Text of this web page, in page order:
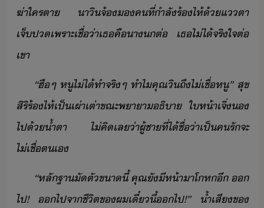
ฆ่า​ใคร​ตา​ ​าิ​จ้​คที​่​ำลั​ร้ไห้​้​แตา​
เจ็ป​เพราะ​เชื่​่า​เธ​คื​าต่​ ​เธ​ไ่ไ้​จริใจ​ต่​
เขา
“​ฮืๆ​ ​หู​ไ่ไ้​ทำ​จริๆ​ ​ทำไ​คุณ​ิ​ถึ​ไ่เชื่​หู​”​ ​สุข​
สิริ​ร้ไห้​เป็​เผ่า​เต่า​ขณะ​พาา​ธิา​ ​ให้า​เจิ่​​
ไป​้​้ำตา​ ​ไ่​คิ​เล​่า​ผู้ชา​ที่​ไ้ชื่​่า​เป็​ครั​จะ​
ไ่เชื่​ตเ
“​หลัฐา​ั​ตั​ขา​ี้​ ​คุณ​ั​ีห้า​า​โห​ี​ ​​
ไป​!​ ​​ไป​จา​ชีิต​ข​ผ​เี๋ี้​​ไป​!​”​ ​้ำเสี​ข​